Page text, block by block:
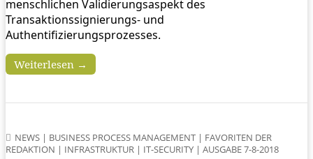
menschlichen Validierungsaspekt des
Transaktionssignierungs- und
Authentifizierungsprozesses.
Weiterlesen →
NEWS | BUSINESS PROCESS MANAGEMENT | FAVORITEN DER
REDAKTION | INFRASTRUKTUR | IT-SECURITY | AUSGABE 7-8-2018